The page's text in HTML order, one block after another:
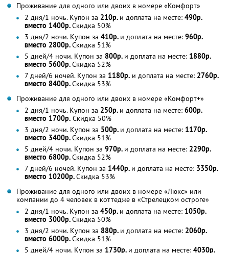
Проживание для одного или двоих в номере «Комфорт»
2 дня/1 ночь. Купон за 210р. и доплата на месте: 490р.
вместо 1400р.Скидка 50%
3 дня/2 ночи. Купон за 410р. и доплата на месте: 960р.
вместо 2800р.Скидка 51%
5 дней/4 ночи. Купон за 800р. и доплата на месте: 1880р.
вместо 5600р.Скидка 52%
7 дней/6 ночей. Купон за 1180р. и доплата на месте: 2760р.
вместо 8400р.Скидка 53%
Проживание для одного или двоих в номере «Комфорт+»
2 дня/1 ночь. Купон за 250р. и доплата на месте: 600р.
вместо 1700р. Скидка 50%
3 дня/2 ночи. Купон за 500р. и доплата на месте: 1170р.
вместо 3400р.Скидка 51%
5 дней/4 ночи. Купон за 970р. и доплата на месте: 2290р.
вместо 6800р.Скидка 52%
7 дней/6 ночей. Купон за 1440р. и доплата на месте: 3350р.
вместо 10200р.Скидка 53%
Проживание для одного или двоих в номере «Люкс» или
компании до 4 человек в коттедже в «Стрелецком остроге»
2 дня/1 ночь. Купон за 450р. и доплата на месте: 1050р.
вместо 3000р.Скидка 50%
3 дня/2 ночи. Купон за 880р. и доплата на месте: 2060р.
вместо 6000р.Скидка 51%
5 дней/4 ночи. Купон за 1730р. и доплата на месте: 4030р.